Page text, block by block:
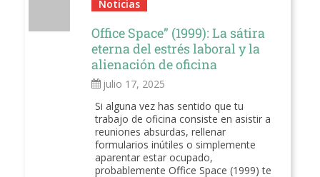
Noticias
Office Space” (1999): La sátira
eterna del estrés laboral y la
alienación de oficina
julio 17, 2025
Si alguna vez has sentido que tu
trabajo de oficina consiste en asistir a
reuniones absurdas, rellenar
formularios inútiles o simplemente
aparentar estar ocupado,
probablemente Office Space (1999) te